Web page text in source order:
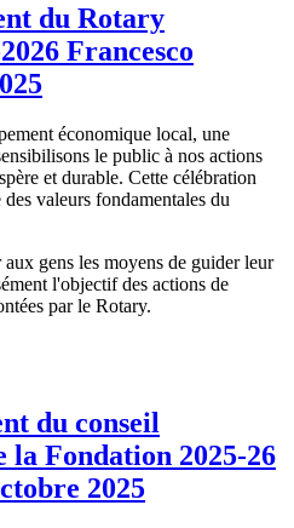
du Rotary
Francesco
économique local, une
le public à nos actions
et durable. Cette célébration
valeurs fondamentales du
gens les moyens de guider leur
l'objectif des actions de
par le Rotary.
du conseil
la Fondation 2025-26
2025